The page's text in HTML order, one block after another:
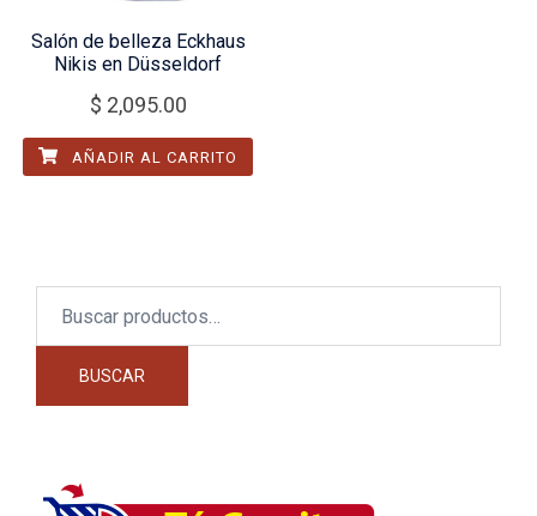
Salón de belleza Eckhaus
Nikis en Düsseldorf
$ 2,095.00
AÑADIR AL CARRITO
BUSCAR